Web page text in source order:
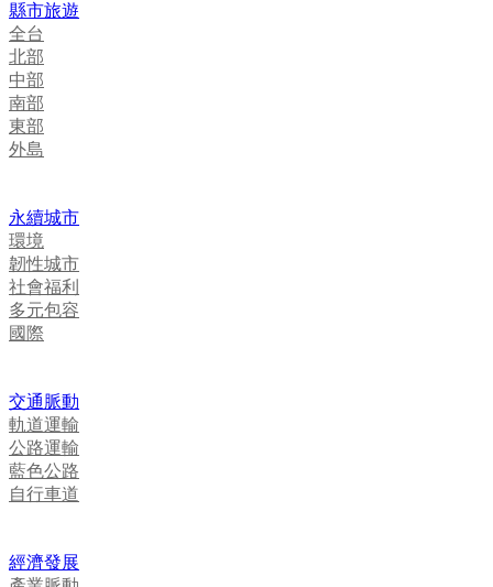
縣市旅遊
全台
北部
中部
南部
東部
外島
永續城市
環境
韌性城市
社會福利
多元包容
國際
交通脈動
軌道運輸
公路運輸
藍色公路
自行車道
經濟發展